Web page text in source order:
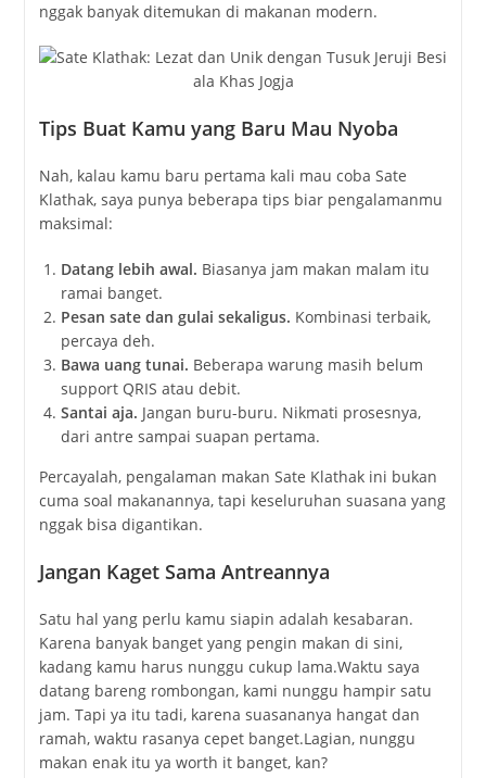
nggak banyak ditemukan di makanan modern.
Tips Buat Kamu yang Baru Mau Nyoba
Nah, kalau kamu baru pertama kali mau coba Sate
Klathak, saya punya beberapa tips biar pengalamanmu
maksimal:
Datang lebih awal. Biasanya jam makan malam itu
ramai banget.
Pesan sate dan gulai sekaligus. Kombinasi terbaik,
percaya deh.
Bawa uang tunai. Beberapa warung masih belum
support QRIS atau debit.
Santai aja. Jangan buru-buru. Nikmati prosesnya,
dari antre sampai suapan pertama.
Percayalah, pengalaman makan Sate Klathak ini bukan
cuma soal makanannya, tapi keseluruhan suasana yang
nggak bisa digantikan.
Jangan Kaget Sama Antreannya
Satu hal yang perlu kamu siapin adalah kesabaran.
Karena banyak banget yang pengin makan di sini,
kadang kamu harus nunggu cukup lama.Waktu saya
datang bareng rombongan, kami nunggu hampir satu
jam. Tapi ya itu tadi, karena suasananya hangat dan
ramah, waktu rasanya cepet banget.Lagian, nunggu
makan enak itu ya worth it banget, kan?